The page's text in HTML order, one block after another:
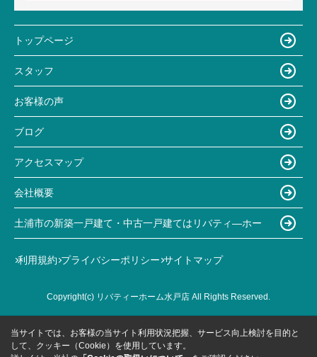
トップページ
スタッフ
お客様の声
ブログ
アクセスマップ
会社概要
土浦市の新築一戸建て・中古一戸建てはリバティ―ホー
利用規約 プライバシーポリシー サイトマップ
Copyright(c) リバティーホーム水戸店 All Rights Reserved.
当サイトでは、お客様の当サイト利用状況把握、サービス向上検討を目的と
して、クッキー（Cookie）を使用しています。